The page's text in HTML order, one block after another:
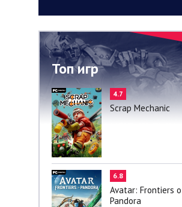
Топ игр
4.7
Scrap Mechanic
6.8
Avatar: Frontiers
Pandora